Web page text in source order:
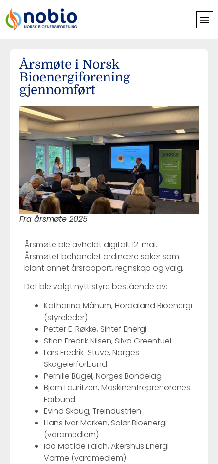
Årsmøte i Norsk
Bioenergiforening
gjennomført
Fra årsmøte 2025
Årsmøte ble avholdt digitalt 12. mai.
Årsmøtet behandlet ordinære saker som
blant annet årsrapport, regnskap og valg.
Det ble valgt nytt styre bestående av:
Katharina Månum, Hordaland Bioenergi
(styreleder)
Petter E. Røkke, Sintef Energi
Stian Fredrik Nilsen, Silva Greenfuel
Lars Fredrik Stuve, Norges
Skogeierforbund
Pernille Bügel, Norges Bondelag
Bjørn Lauritzen, Maskinentreprenørenes
Forbund
Evind Skaug, Treindustrien
Hans Ivar Morken, Solør Bioenergi
(varamedlem)
Ida Matilde Falch, Akershus Energi
Varme (varamedlem)